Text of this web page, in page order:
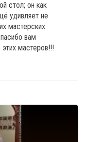
стол; он как
удивляет не
мастерских
вам
мастеров!!!